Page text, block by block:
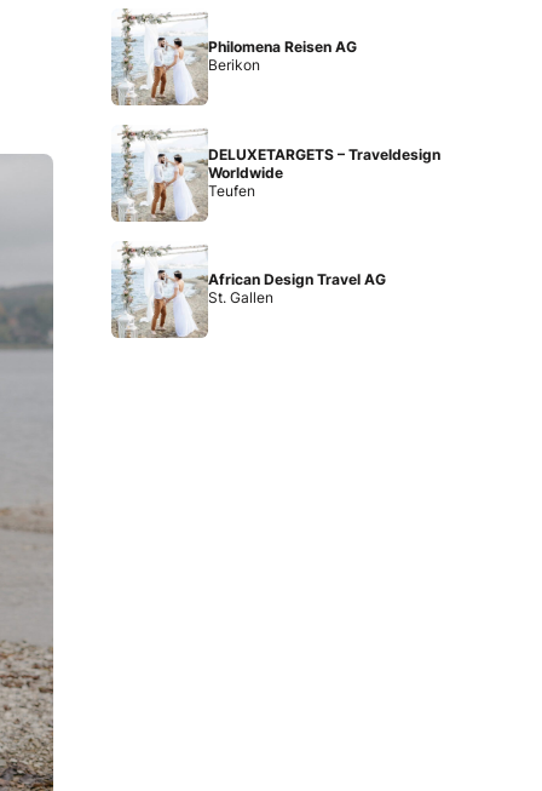
Philomena Reisen AG
Berikon
DELUXETARGETS – Traveldesign
Worldwide
Teufen
African Design Travel AG
St. Gallen